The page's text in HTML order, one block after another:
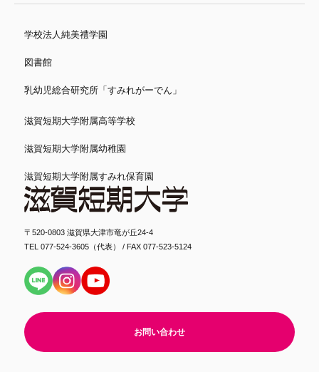
〒520-0803 滋賀県大津市竜が丘24-4
TEL 077-524-3605（代表） / FAX 077-523-5124
お問い合わせ
学校法人純美禮学園
図書館
乳幼児総合研究所「すみれがーでん」
滋賀短期大学附属高等学校
滋賀短期大学附属幼稚園
滋賀短期大学附属すみれ保育園